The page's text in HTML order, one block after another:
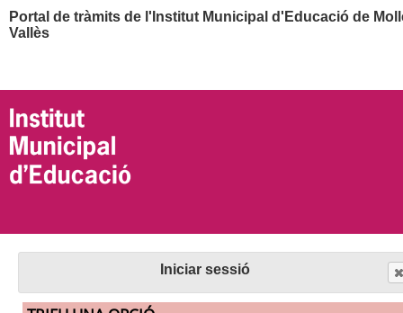
Iniciar sessió